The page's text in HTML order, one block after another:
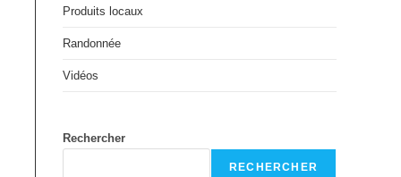
Produits locaux
Randonnée
Vidéos
Rechercher
RECHERCHER